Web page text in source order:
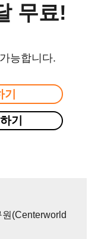
무료!
능합니다.
기
(Centerworld